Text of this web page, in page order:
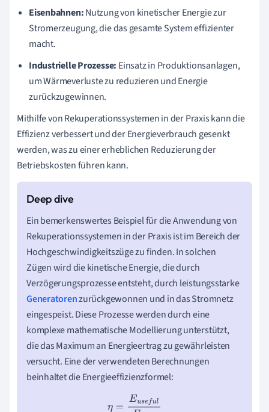
Eisenbahnen:Nutzung von kinetischer Energie zur
Stromerzeugung, die das gesamte System effizienter
macht.
Industrielle Prozesse: Einsatz in Produktionsanlagen,
um Wärmeverluste zu reduzieren und Energie
zurückzugewinnen.
Mithilfe von Rekuperationssystemen in der Praxis kann die
Effizienz verbessert und der Energieverbrauch gesenkt
werden, was zu einer erheblichen Reduzierung der
Betriebskosten führen kann.
Ein bemerkenswertes Beispiel für die Anwendung von
Rekuperationssystemen in der Praxis ist im Bereich der
Hochgeschwindigkeitszüge zu finden. In solchen
Zügen wird die kinetische Energie, die durch
Verzögerungsprozesse entsteht, durch leistungsstarke
Generatorenzurückgewonnen und in das Stromnetz
eingespeist. Diese Prozesse werden durch eine
komplexe mathematische Modellierung unterstützt,
die das Maximum an Energieertrag zu gewährleisten
versucht. Eine der verwendeten Berechnungen
beinhaltet die Energieeffizienzformel:
η= Eu efulEtota